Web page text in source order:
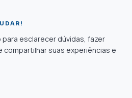
esclarecer dúvidas, fazer
suas experiências e